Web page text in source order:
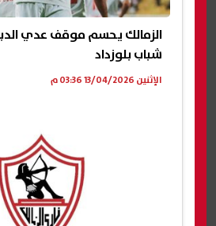
الزمالك يحسم موقف عدي
شباب بلوزداد
الإثنين 13/04/2026 03:36 م